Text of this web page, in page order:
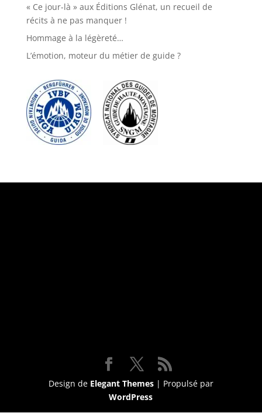
« Ce jour-là » aux Éditions Glénat, un recueil de
récits à ne pas manquer !
Hommage à la légèreté…
L’émotion, moteur du métier de guide ?
Design de Elegant Themes| Propulsé par
WordPress